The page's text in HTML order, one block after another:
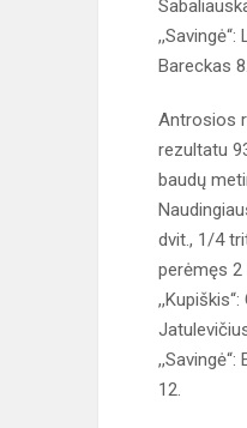
Bareckas 8.
Antrosios
rezultatu
baudų
dvit., 1/4
perėmęs 2
12.